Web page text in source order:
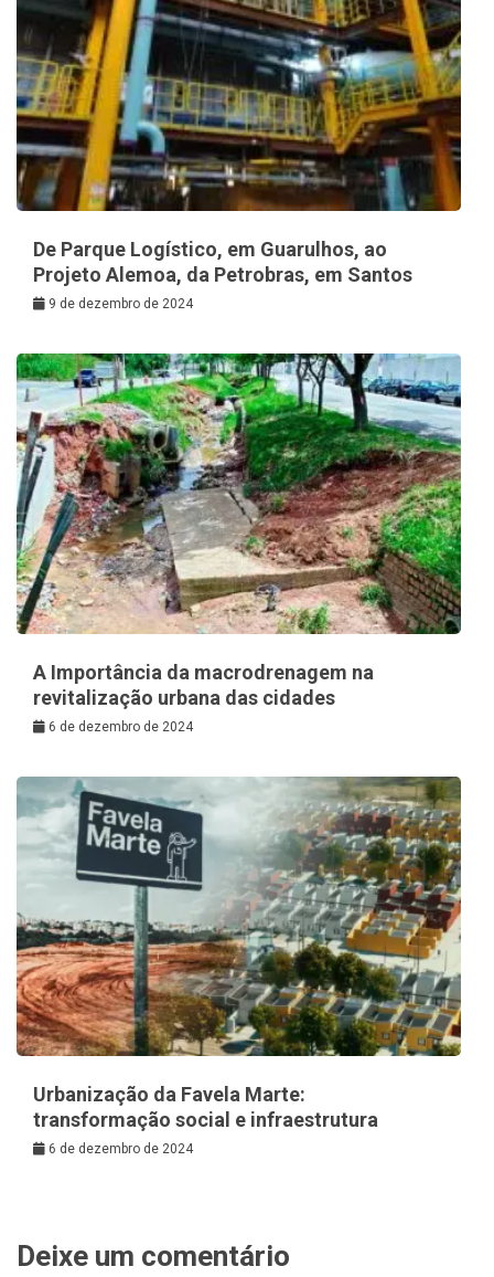
De Parque Logístico, em Guarulhos, ao
Projeto Alemoa, da Petrobras, em Santos
9 de dezembro de 2024
A Importância da macrodrenagem na
revitalização urbana das cidades
6 de dezembro de 2024
Urbanização da Favela Marte:
transformação social e infraestrutura
6 de dezembro de 2024
Deixe um comentário